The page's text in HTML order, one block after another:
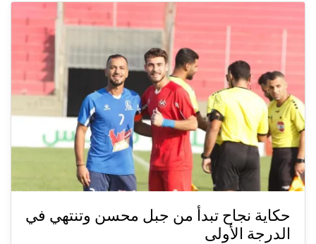
حكاية نجاح تبدأ من جبل محسن وتنتهي في
الدرجة الأولى